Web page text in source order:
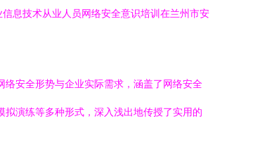
息技术从业人员网络安全意识培训在兰州市安
安全形势与企业实际需求，涵盖了网络安全
演练等多种形式，深入浅出地传授了实用的